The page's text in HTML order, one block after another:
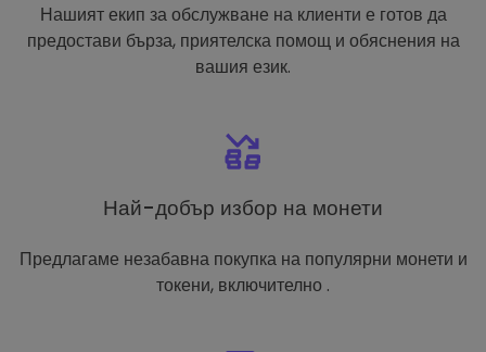
Нашият екип за обслужване на клиенти е готов да
предостави бърза, приятелска помощ и обяснения на
вашия език.
Най-добър избор на монети
Предлагаме незабавна покупка на популярни монети и
токени, включително .